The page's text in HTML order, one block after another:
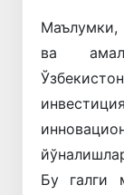
ва
Бу галги